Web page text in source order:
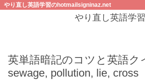
やり直し英語学習のhotmailsigninaz.net
やり直し英語学習
英単語暗記のコツと英語ク
sewage, pollution, lie, cross